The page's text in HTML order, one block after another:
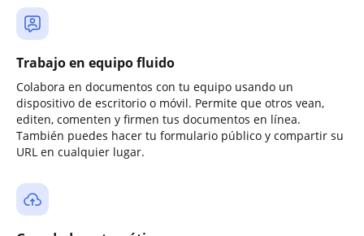
Trabajo en equipo fluido
Colabora en documentos con tu equipo usando un
dispositivo de escritorio o móvil. Permite que otros vean,
editen, comenten y firmen tus documentos en línea.
También puedes hacer tu formulario público y compartir su
URL en cualquier lugar.